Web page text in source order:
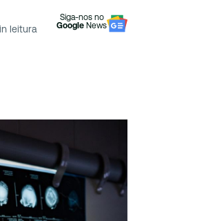
leitura
Siga-nos no
Google News